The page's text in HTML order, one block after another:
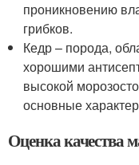
проникновению
грибков.
Кедр – порода,
хорошими
высокой
основные
Оценка качества